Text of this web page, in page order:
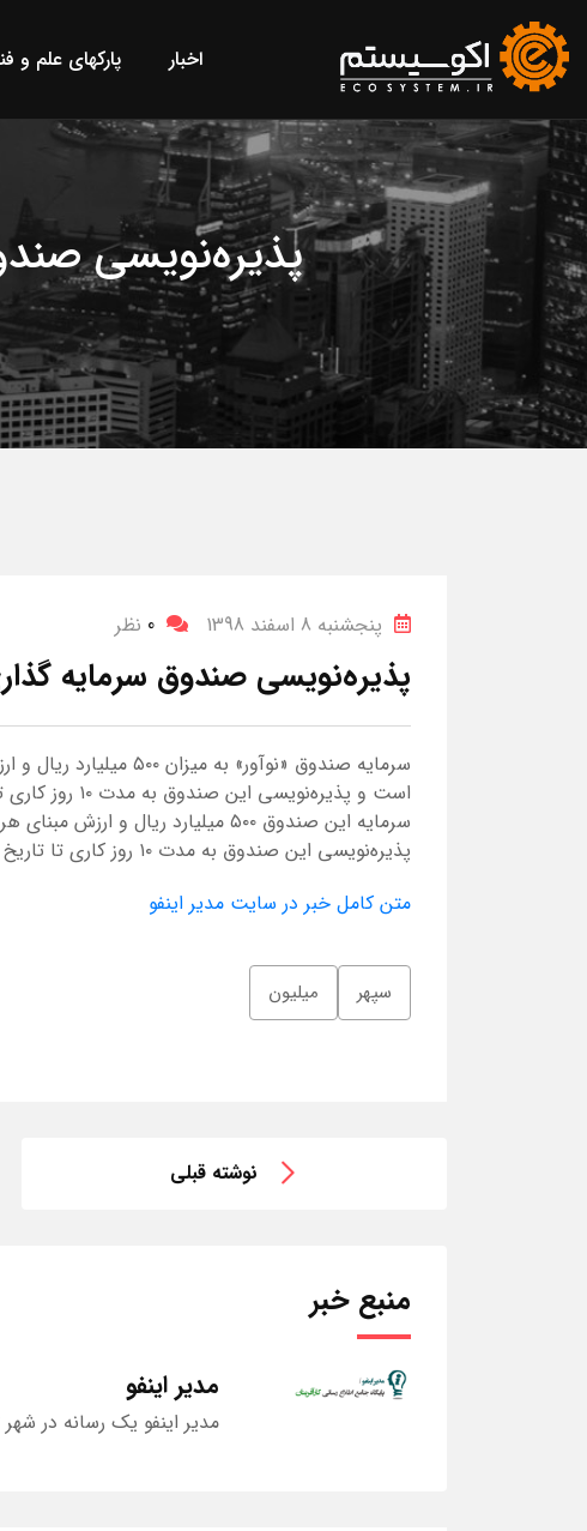
اخبار پارکهای علم و
پذیره‌نویسی
پنجشنبه 8 اسفند 1398 0 نظر
پذیره‌نویسی صندوق سرمایه
سرمایه صندوق «نوآور»
است و
سرمایه این صندوق ۵۰۰ میلیارد
پذیره‌نویسی این صندوق به مدت ۱۰ روز کاری تا تاریخ بیستم اسفندماه ادامه خواهد داشت.
متن کامل خبر در سایت مدیر اینفو
سپهر میلیون
نوشته قبلی
منبع خبر
مدیر اینفو
مدیر اینفو یک رسانه در